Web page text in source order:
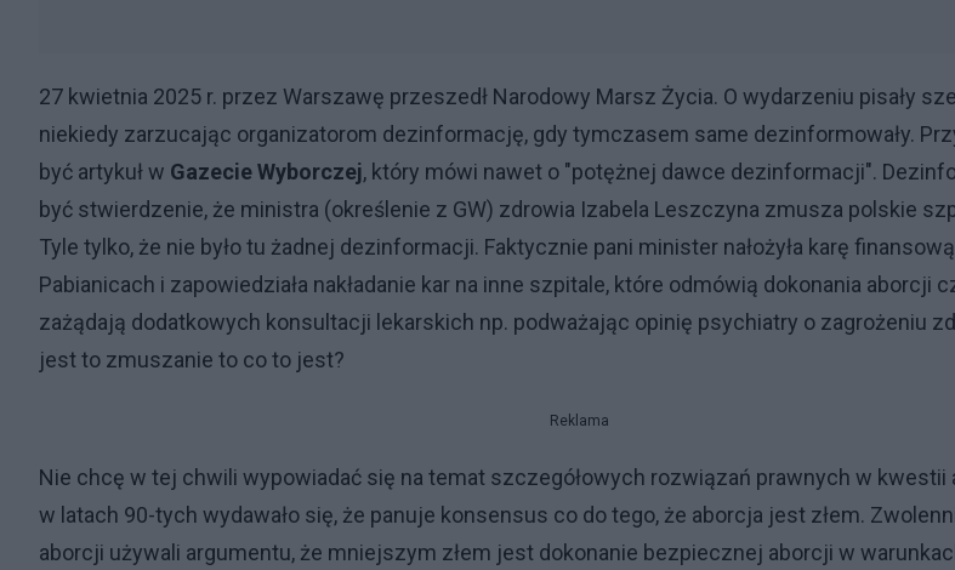
27 kwietnia 2025 r. przez Warszawę przeszedł Narodowy Marsz Życia. O wydarzeniu pisały
niekiedy zarzucając organizatorom dezinformację, gdy tymczasem same dezinformowały.
być artykuł w Gazecie Wyborczej, który mówi nawet o "potężnej dawce dezinformacji".
być stwierdzenie, że ministra (określenie z GW) zdrowia Izabela Leszczyna zmusza polskie
Tyle tylko, że nie było tu żadnej dezinformacji. Faktycznie pani minister nałożyła karę
Pabianicach i zapowiedziała nakładanie kar na inne szpitale, które odmówią dokonania aborcji
zażądają dodatkowych konsultacji lekarskich np. podważając opinię psychiatry o zagrożeniu
jest to zmuszanie to co to jest?
Reklama
Nie chcę w tej chwili wypowiadać się na temat szczegółowych rozwiązań prawnych w
w latach 90-tych wydawało się, że panuje konsensus co do tego, że aborcja jest złem.
aborcji używali argumentu, że mniejszym złem jest dokonanie bezpiecznej aborcji w